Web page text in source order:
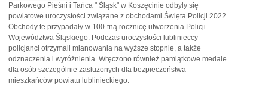
Parkowego Pieśni i Tańca " Śląsk" w Koszęcinie odbyły się
powiatowe uroczystości związane z obchodami Święta Policji 2022.
Obchody te przypadały w 100-tną rocznicę utworzenia Policji
Województwa Śląskiego. Podczas uroczystości lublinieccy
policjanci otrzymali mianowania na wyższe stopnie, a także
odznaczenia i wyróżnienia. Wręczono również pamiątkowe medale
dla osób szczególnie zasłużonych dla bezpieczeństwa
mieszkańców powiatu lublinieckiego.